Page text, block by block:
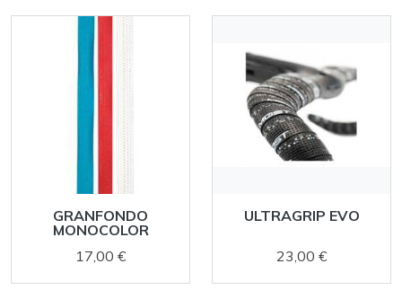
GRANFONDO
MONOCOLOR
17,00 €
ULTRAGRIP EVO
23,00 €